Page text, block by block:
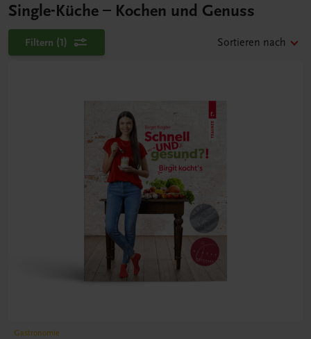
Single-Küche – Kochen und Genuss
Filtern (1) Sortieren nach
Gastronomie